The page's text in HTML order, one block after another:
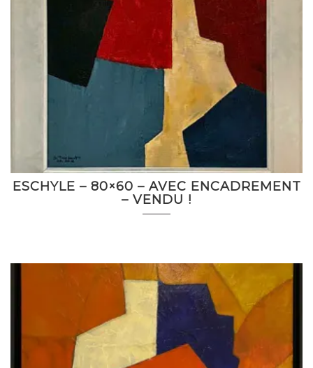
ESCHYLE – 80×60 – AVEC ENCADREMENT
– VENDU !